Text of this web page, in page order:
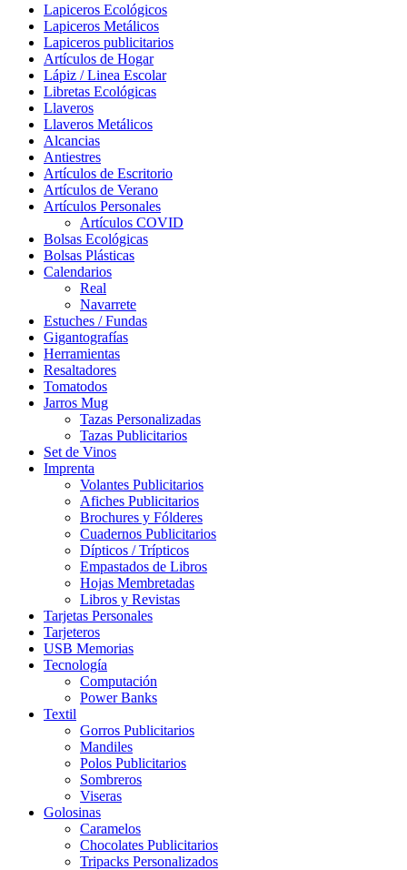
Lapiceros Ecológicos
Lapiceros Metálicos
Lapiceros publicitarios
Artículos de Hogar
Lápiz / Linea Escolar
Libretas Ecológicas
Llaveros
Llaveros Metálicos
Alcancias
Antiestres
Artículos de Escritorio
Artículos de Verano
Artículos Personales
Artículos COVID
Bolsas Ecológicas
Bolsas Plásticas
Calendarios
Real
Navarrete
Estuches / Fundas
Gigantografías
Herramientas
Resaltadores
Tomatodos
Jarros Mug
Tazas Personalizadas
Tazas Publicitarios
Set de Vinos
Imprenta
Volantes Publicitarios
Afiches Publicitarios
Brochures y Fólderes
Cuadernos Publicitarios
Dípticos / Trípticos
Empastados de Libros
Hojas Membretadas
Libros y Revistas
Tarjetas Personales
Tarjeteros
USB Memorias
Tecnología
Computación
Power Banks
Textil
Gorros Publicitarios
Mandiles
Polos Publicitarios
Sombreros
Viseras
Golosinas
Caramelos
Chocolates Publicitarios
Tripacks Personalizados